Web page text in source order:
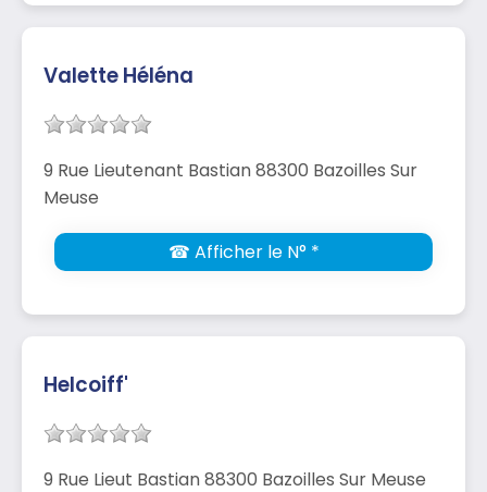
Valette Héléna
9 Rue Lieutenant Bastian 88300 Bazoilles Sur
Meuse
☎ Afficher le N° *
Helcoiff'
9 Rue Lieut Bastian 88300 Bazoilles Sur Meuse